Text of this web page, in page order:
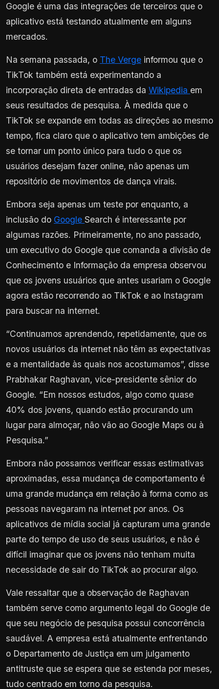
Google é uma das integrações de terceiros que o
aplicativo está testando atualmente em alguns
mercados.
Na semana passada, o The Verge informou que o
TikTok também está experimentando a
incorporação direta de entradas da Wikipedia em
seus resultados de pesquisa. À medida que o
TikTok se expande em todas as direções ao mesmo
tempo, fica claro que o aplicativo tem ambições de
se tornar um ponto único para tudo o que os
usuários desejam fazer online, não apenas um
repositório de movimentos de dança virais.
Embora seja apenas um teste por enquanto, a
inclusão do Google Search é interessante por
algumas razões. Primeiramente, no ano passado,
um executivo do Google que comanda a divisão de
Conhecimento e Informação da empresa observou
que os jovens usuários que antes usariam o Google
agora estão recorrendo ao TikTok e ao Instagram
para buscar na internet.
“Continuamos aprendendo, repetidamente, que os
novos usuários da internet não têm as expectativas
e a mentalidade às quais nos acostumamos”, disse
Prabhakar Raghavan, vice-presidente sênior do
Google. “Em nossos estudos, algo como quase
40% dos jovens, quando estão procurando um
lugar para almoçar, não vão ao Google Maps ou à
Pesquisa.”
Embora não possamos verificar essas estimativas
aproximadas, essa mudança de comportamento é
uma grande mudança em relação à forma como as
pessoas navegaram na internet por anos. Os
aplicativos de mídia social já capturam uma grande
parte do tempo de uso de seus usuários, e não é
difícil imaginar que os jovens não tenham muita
necessidade de sair do TikTok ao procurar algo.
Vale ressaltar que a observação de Raghavan
também serve como argumento legal do Google de
que seu negócio de pesquisa possui concorrência
saudável. A empresa está atualmente enfrentando
o Departamento de Justiça em um julgamento
antitruste que se espera que se estenda por meses,
tudo centrado em torno da pesquisa.